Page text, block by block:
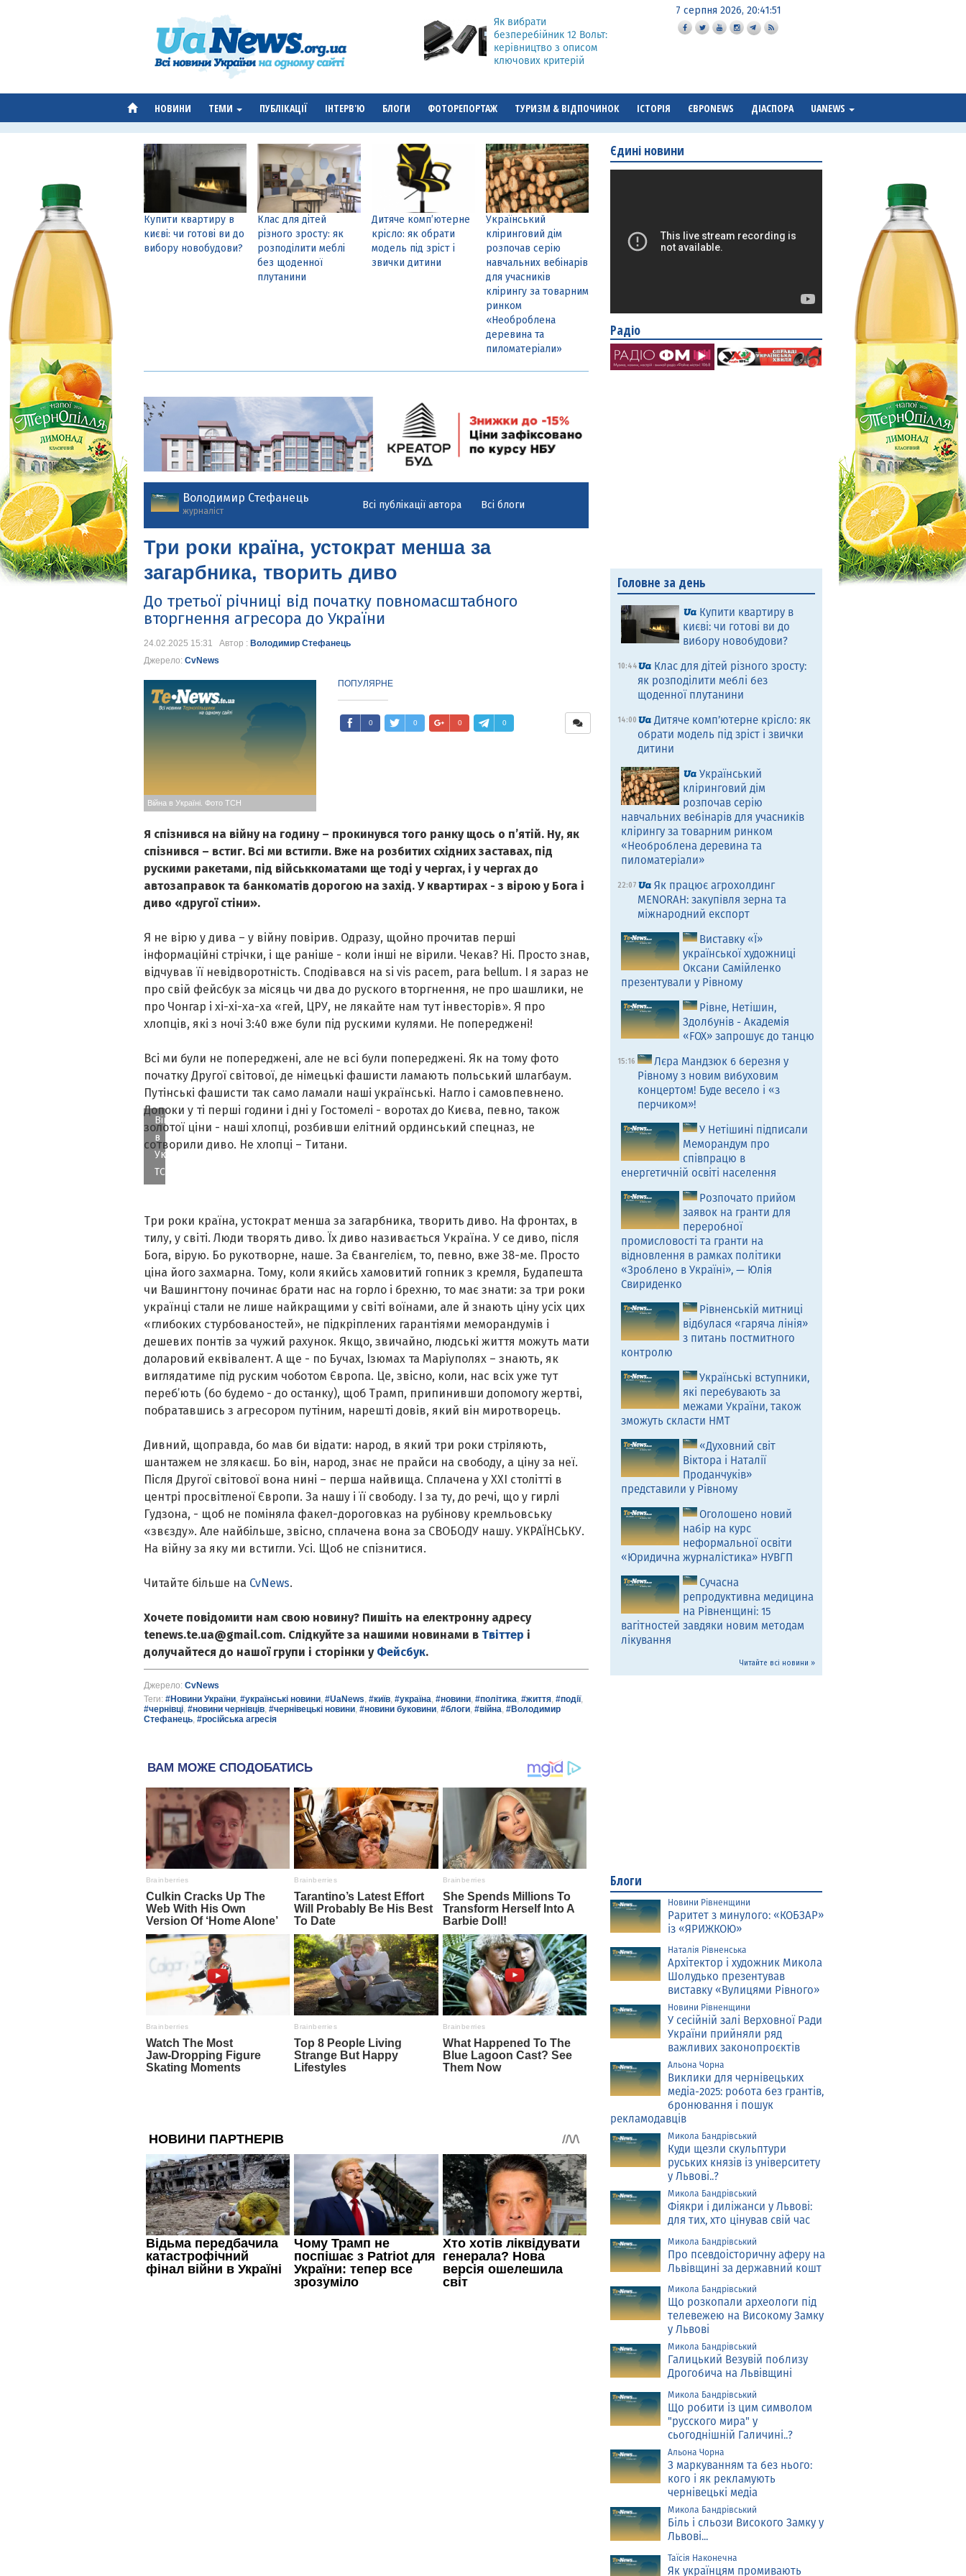
Як вибрати
безперебійник 12 Вольт:
керівництво з описом
ключових критерій
7 серпня 2026, 20:41:52
НОВИНИ ТЕМИ ПУБЛІКАЦІЇ ІНТЕРВ'Ю БЛОГИ ФОТОРЕПОРТАЖ ТУРИЗМ & ВІДПОЧИНОК ІСТОРІЯ ЄВРОNEWS ДІАСПОРА UANEWS
Купити квартиру в
києві: чи готові ви до
вибору новобудови?
Клас для дітей
різного зросту: як
розподілити меблі
без щоденної
плутанини
Дитяче комп’ютерне
крісло: як обрати
модель під зріст і
звички дитини
Український
кліринговий дім
розпочав серію
навчальних вебінарів
для учасників
клірингу за товарним
ринком
«Необроблена
деревина та
пиломатеріали»
Володимир Стефанець
журналіст Всі публікації автора Всі блоги
Три роки країна, устократ менша за
загарбника, творить диво
До третьої річниці від початку повномасштабного
вторгнення агресора до України
24.02.2025 15:31 Автор : Володимир Стефанець
Джерело: CvNews
Війна в Україні. Фото ТСН
ПОПУЛЯРНЕ
0 0 0 0
Я спізнився на війну на годину – прокинувся того ранку щось о п’ятій. Ну, як
спізнився – встиг. Всі ми встигли. Вже на розбитих східних заставах, під
рускими ракетами, під військкоматами ще тоді у чергах, і у чергах до
автозаправок та банкоматів дорогою на захід. У квартирах - з вірою у Бога і
диво «другої стіни».
Я не вірю у дива – у війну повірив. Одразу, щойно прочитав перші
інформаційні стрічки, і ще раніше - коли інші не вірили. Чекав? Ні. Просто знав,
відчував її невідворотність. Сподівався на si vis pacem, para bellum. І я зараз не
про свій фейсбук за місяць чи два до руского вторгнення, не про шашлики, не
про Чонгар і хі-хі-ха-ха «гей, ЦРУ, не лякайте нам тут інвесторів». Я про
хлопців, які з ночі 3:40 вже були під рускими кулями. Не попереджені!
Всі ми були не попереджені, але не всі були попереджені. Як на тому фото
початку Другої світової, де німецькі фашисти ламають польський шлагбаум.
Путінські фашисти так само ламали наші українські. Нагло і самовпевнено.
Допоки у ті перші години і дні у Гостомелі - воротах до Києва, певно, також
золотої ціни - наші хлопці, розбивши елітний ординський спецназ, не
сотворили диво. Не хлопці – Титани.
Війна
в
Україні. Фото
ТСН
Три роки країна, устократ менша за загарбника, творить диво. На фронтах, в
тилу, у світі. Люди творять диво. Їх диво називається Україна. У се диво, після
Бога, вірую. Бо рукотворне, наше. За Євангелієм, то, певно, вже 38-ме. Просто
ціна його захмарна. Тому, коли якийсь хамовитий гопник з кремля, Будапешта
чи Вашингтону починає брати нас на горло і брехню, то має знати: за три роки
українці стали не лише найкращими у світі воїнами, але й знають ціну усіх цих
«глибоких стурбованостей», не підкріплених гарантіями меморандумів і
дешевих понтів за чужий рахунок. Якщо, звичайно, людські життя можуть мати
доларовий еквівалент. А ще - по Бучах, Ізюмах та Маріуполях – знають, як
виглядатиме під руским чоботом Європа. Це, звісно, коли, нас всіх уже тут
переб’ють (бо будемо - до останку), щоб Трамп, припинивши допомогу жертві,
побратавшись з агресором путіним, нарешті довів, який він миротворець.
Дивний, щоправда, бо мав би відати: народ, в який три роки стріляють,
шантажем не злякаєш. Бо він, народ, знає не прайси на свободу, а ціну за неї.
Після Другої світової вона нині – перша найвища. Сплачена у ХХІ столітті в
центрі просвітленої Європи. За нашу і її свободу. І за ту, до речі, що у гирлі
Гудзона, - щоб не поміняла факел-дороговказ на рубінову кремльовську
«звєзду». Але найбільше, звісно, сплачена вона за СВОБОДУ нашу. УКРАЇНСЬКУ.
На війну за яку ми встигли. Усі. Щоб не спізнитися.
Читайте більше на CvNews.
Хочете повідомити нам свою новину? Пишіть на електронну адресу
tenews.te.ua@gmail.com. Слідкуйте за нашими новинами в Твіттер і
долучайтеся до нашої групи і сторінки у Фейсбук.
Джерело: CvNews
Теги: #Новини України, #українські новини, #UaNews, #київ, #україна, #новини, #політика, #життя, #події,
#чернівці, #новини чернівців, #чернівецькі новини, #новини буковини, #блоги, #війна, #Володимир
Стефанець, #російська агресія
Єдині новини
Радіо
Головне за день
Купити квартиру в
києві: чи готові ви до
вибору новобудови?
10:44
Клас для дітей різного зросту:
як розподілити меблі без
щоденної плутанини
14:00
Дитяче комп’ютерне крісло: як
обрати модель під зріст і звички
дитини
Український
кліринговий дім
розпочав серію
навчальних вебінарів для учасників
клірингу за товарним ринком
«Необроблена деревина та
пиломатеріали»
22:07
Як працює агрохолдинг
MENORAH: закупівля зерна та
міжнародний експорт
Виставку «Ї»
української художниці
Оксани Самійленко
презентували у Рівному
Рівне, Нетішин,
Здолбунів - Академія
«FOX» запрошує до танцю
15:16
Лєра Мандзюк 6 березня у
Рівному з новим вибуховим
концертом! Буде весело і «з
перчиком»!
У Нетішині підписали
Меморандум про
співпрацю в
енергетичній освіті населення
Розпочато прийом
заявок на гранти для
переробної
промисловості та гранти на
відновлення в рамках політики
«Зроблено в Україні», — Юлія
Свириденко
Рівненській митниці
відбулася «гаряча лінія»
з питань постмитного
контролю
Українські вступники,
які перебувають за
межами України, також
зможуть скласти НМТ
«Духовний світ
Віктора і Наталії
Проданчуків»
представили у Рівному
Оголошено новий
набір на курс
неформальної освіти
«Юридична журналістика» НУВГП
Сучасна
репродуктивна медицина
на Рівненщині: 15
вагітностей завдяки новим методам
лікування
Читайте всі новини »
Блоги
Новини Рівненщини
Раритет з минулого: «КОБЗАР»
із «ЯРИЖКОЮ»
Наталія Рівненська
Архітектор і художник Микола
Шолудько презентував
виставку «Вулицями Рівного»
Новини Рівненщини
У сесійній залі Верховної Ради
України прийняли ряд
важливих законопроєктів
Альона Чорна
Виклики для чернівецьких
медіа-2025: робота без грантів,
бронювання і пошук
рекламодавців
Микола Бандрівський
Куди щезли скульптури
руських князів із університету
у Львові..?
Микола Бандрівський
Фіякри і диліжанси у Львові:
для тих, хто цінував свій час
Микола Бандрівський
Про псевдоісторичну аферу на
Львівщині за державний кошт
Микола Бандрівський
Що розкопали археологи під
телевежею на Високому Замку
у Львові
Микола Бандрівський
Галицький Везувій поблизу
Дрогобича на Львівщині
Микола Бандрівський
Що робити із цим символом
"русского мира" у
сьогоднішній Галичині..?
Альона Чорна
З маркуванням та без нього:
кого і як рекламують
чернівецькі медіа
Микола Бандрівський
Біль і сльози Високого Замку у
Львові...
Таїсія Наконечна
Як українцям промивають